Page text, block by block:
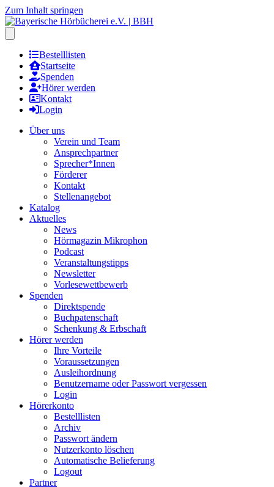
Zum Inhalt springen
Bestelllisten
Startseite
Spenden
Hörer werden
Kontakt
Login
Über uns
Verein und Team
Ansprechpartner
Sprecher*Innen
Förderer
Kontakt
Stellenangebot
Katalog
Aktuelles
News
Hörmagazin Mikrophon
Podcast
Veranstaltungstipps
Newsletter
Vorlesewettbewerb
Spenden
Direktspende
Buchpatenschaft
Schenkung & Erbschaft
Hörer werden
Ihre Vorteile
Voraussetzungen
Ausleihordnung
Benutzername oder Passwort vergessen
Login
Hörerkonto
Bestelllisten
Archiv
Passwort ändern
Nutzerkonto löschen
Automatische Belieferung
Logout
Partner